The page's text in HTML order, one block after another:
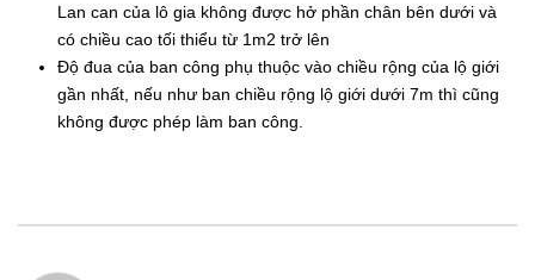
Lan can của lô gia không được hở phần chân bên dưới và
có chiều cao tối thiểu từ 1m2 trở lên
Độ đua của ban công phụ thuộc vào chiều rộng của lộ giới
gần nhất, nếu như ban chiều rộng lộ giới dưới 7m thì cũng
không được phép làm ban công.